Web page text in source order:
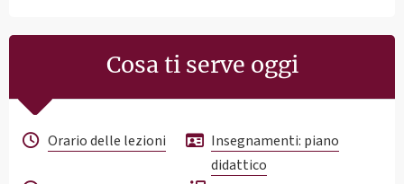
Cosa ti serve oggi
Orario delle lezioni
Insegnamenti: piano
didattico